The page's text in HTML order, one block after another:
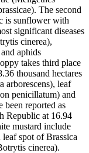
The second
is sunflower with
significant diseases
cinerea),
aphids
takes third place
thousand hectares
arborescens), leaf
penicillatum) and
reported as
Republic at 16.94
mustard include
spot of Brassica
cinerea).